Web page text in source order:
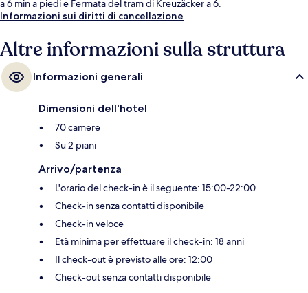
a 6 min a piedi e Fermata del tram di Kreuzäcker a 6.
Informazioni sui diritti di cancellazione
Altre informazioni sulla struttura
Informazioni generali
Dimensioni dell'hotel
70 camere
Su 2 piani
Arrivo/partenza
L'orario del check-in è il seguente: 15:00-22:00
Check-in senza contatti disponibile
Check-in veloce
Età minima per effettuare il check-in: 18 anni
Il check-out è previsto alle ore: 12:00
Check-out senza contatti disponibile